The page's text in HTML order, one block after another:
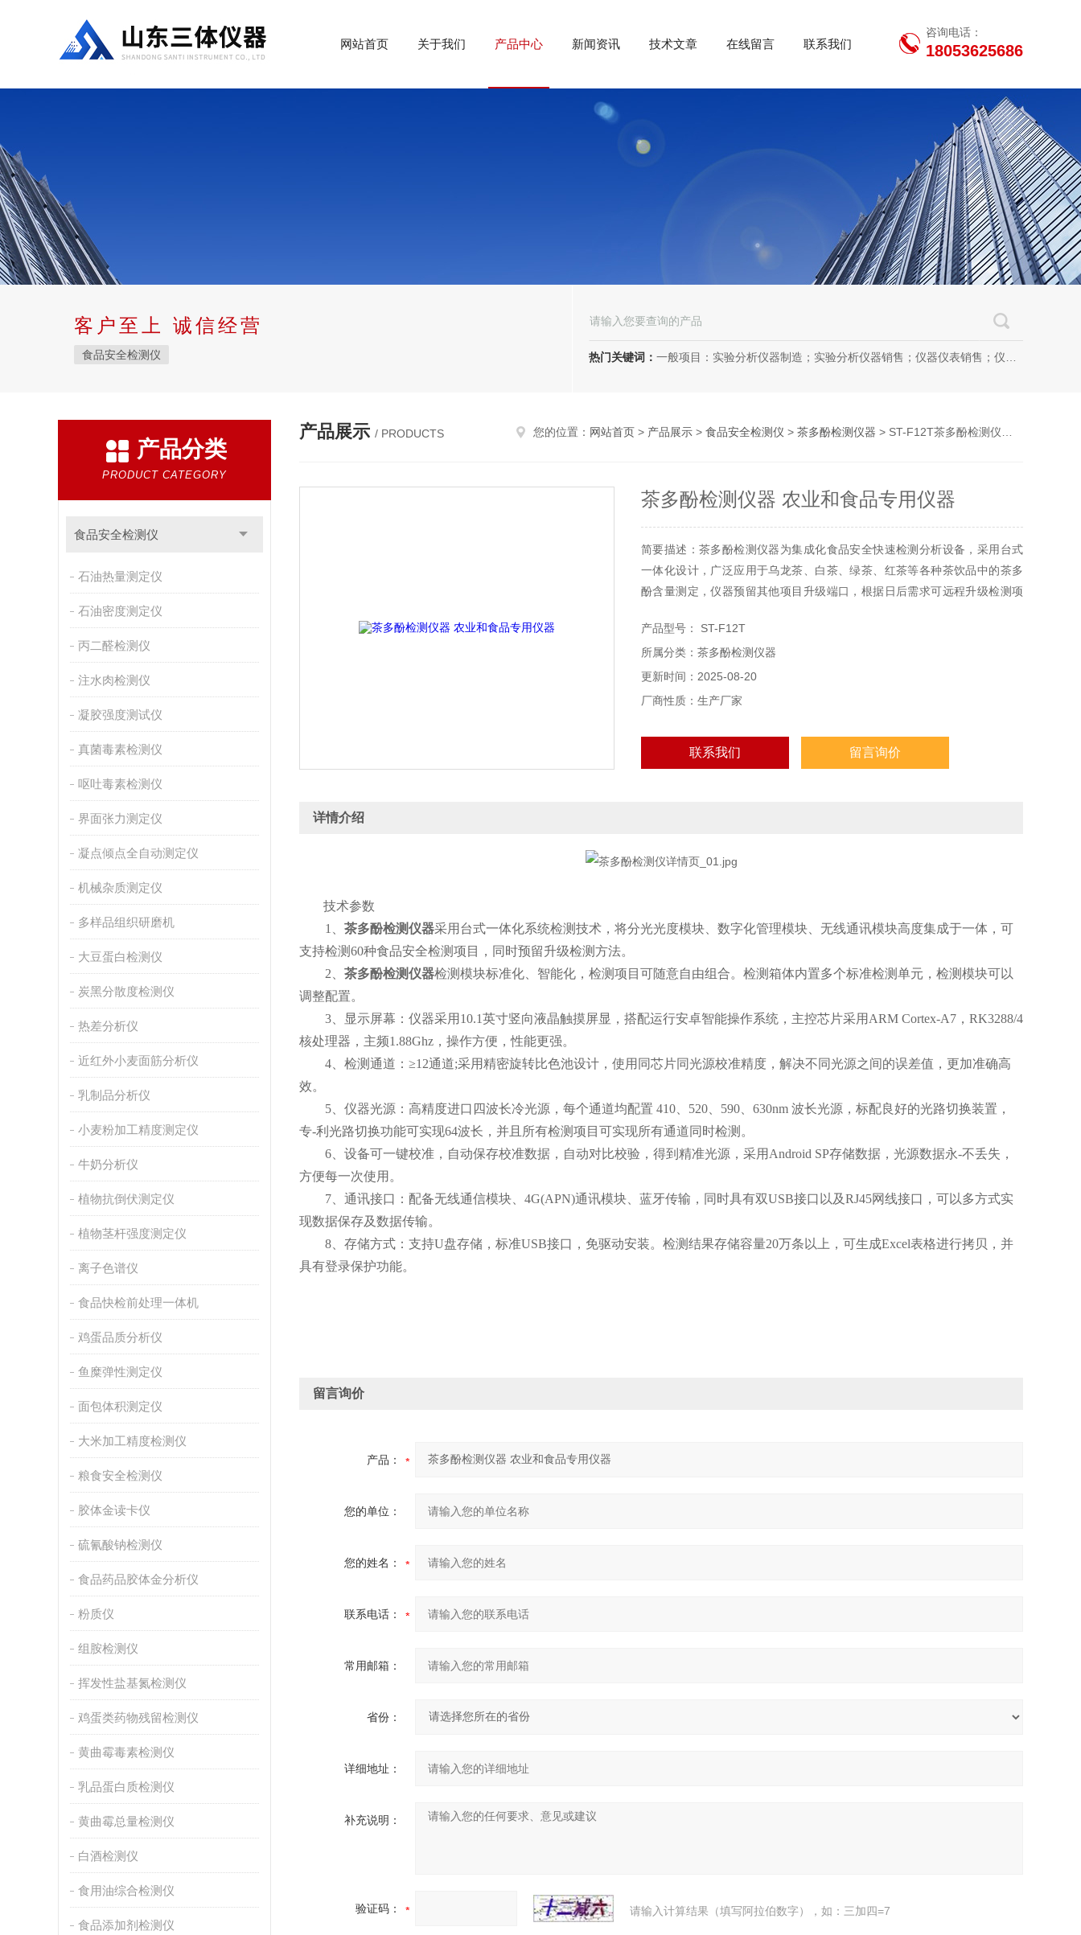
网站首页 关于我们 产品中心 新闻资讯 技术文章 在线留言 联系我们
咨询电话：
18053625686
客户至上 诚信经营
食品安全检测仪 热门关键词： 一般项目：实验分析仪器制造；实验分析仪器销售；仪器仪表销售；仪器仪表制造；电子测量仪器销售；电子测量仪器制造；电子产品销售；环境保护专用设备制造；环境保护专用设备销售；办公设备销售；办公设备耗材制造；专用设备修理；信息安全设备制造；信息安全设备销售；物联网设备制造；通信设备制造；电子（气）物理设备及其他电子设备制造；技术服务、技术开发、技术咨询、技术交流、技术转让、技术推广；软件开发；光污染治理服务；工程管理服务；电子专用设备制造；教学用模型及教具制造；教学用模型及教具销售；金属材料销售；通讯设备销售；通讯设备修理；五金产品制造；五金产品批发；五金产品零售；五金产品研发；信息咨询服务（不含许可类信息咨询服务）；信息技术咨询服务；物联网设备销售（除依法须经批准的项目外，凭营业执照依法自主开展经营活动）许可项目：房屋建筑和市政基础设施项目工程总承包；互联网平台（依法须经批准的项目，经相关部门批准后方可开展经营活动，具体经营项目以审批结果为准）
产品分类
PRODUCT CATEGORY
食品安全检测仪
石油热量测定仪
石油密度测定仪
丙二醛检测仪
注水肉检测仪
凝胶强度测试仪
真菌毒素检测仪
呕吐毒素检测仪
界面张力测定仪
凝点倾点全自动测定仪
机械杂质测定仪
多样品组织研磨机
大豆蛋白检测仪
炭黑分散度检测仪
热差分析仪
近红外小麦面筋分析仪
乳制品分析仪
小麦粉加工精度测定仪
牛奶分析仪
植物抗倒伏测定仪
植物茎杆强度测定仪
离子色谱仪
食品快检前处理一体机
鸡蛋品质分析仪
鱼糜弹性测定仪
面包体积测定仪
大米加工精度检测仪
粮食安全检测仪
胶体金读卡仪
硫氰酸钠检测仪
食品药品胶体金分析仪
粉质仪
组胺检测仪
挥发性盐基氮检测仪
鸡蛋类药物残留检测仪
黄曲霉毒素检测仪
乳品蛋白质检测仪
黄曲霉总量检测仪
白酒检测仪
食用油综合检测仪
食品添加剂检测仪
产品展示 / PRODUCTS 您的位置： 网站首页 > 产品展示 > 食品安全检测仪 > 茶多酚检测仪器 > ST-F12T茶多酚检测仪器 农业和食品专用仪器
茶多酚检测仪器 农业和食品专用仪器
简要描述：茶多酚检测仪器为集成化食品安全快速检测分析设备，采用台式
一体化设计，广泛应用于乌龙茶、白茶、绿茶、红茶等各种茶饮品中的茶多
酚含量测定，仪器预留其他项目升级端口，根据日后需求可远程升级检测项
产品型号： ST-F12T
所属分类：茶多酚检测仪器
更新时间：2025-08-20
厂商性质：生产厂家
联系我们 留言询价
详情介绍
技术参数
1、 茶多酚检测仪器采用台式一体化系统检测技术，将分光光度模块、数字化管理模块、无线通讯模块高度集成于一体，可
支持检测60种食品安全检测项目，同时预留升级检测方法。
2、 茶多酚检测仪器检测模块标准化、智能化，检测项目可随意自由组合。检测箱体内置多个标准检测单元，检测模块可以
调整配置。
3、显示屏幕：仪器采用10.1英寸竖向液晶触摸屏显，搭配运行安卓智能操作系统，主控芯片采用ARM Cortex-A7，RK3288/4
核处理器，主频1.88Ghz，操作方便，性能更强。
4、检测通道：≥12通道;采用精密旋转比色池设计，使用同芯片同光源校准精度，解决不同光源之间的误差值，更加准确高
效。
5、仪器光源：高精度进口四波长冷光源，每个通道均配置 410、520、590、630nm 波长光源，标配良好的光路切换装置，
专-利光路切换功能可实现64波长，并且所有检测项目可实现所有通道同时检测。
6、设备可一键校准，自动保存校准数据，自动对比校验，得到精准光源，采用Android SP存储数据，光源数据永-不丢失，
方便每一次使用。
7、通讯接口：配备无线通信模块、4G(APN)通讯模块、蓝牙传输，同时具有双USB接口以及RJ45网线接口，可以多方式实
现数据保存及数据传输。
8、存储方式：支持U盘存储，标准USB接口，免驱动安装。检测结果存储容量20万条以上，可生成Excel表格进行拷贝，并
具有登录保护功能。
留言询价
产品：
您的单位：
您的姓名：
联系电话：
常用邮箱：
省份：
详细地址：
补充说明：
验证码： 请输入计算结果（填写阿拉伯数字），如：三加四=7